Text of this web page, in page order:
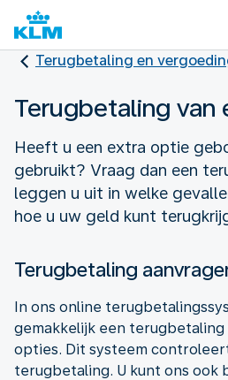
Terugbetaling en
Terugbetaling van
Heeft u een extra optie
gebruikt? Vraag dan een
leggen u uit in welke
hoe u uw geld kunt
Terugbetaling
In ons online
gemakkelijk een terugbetaling
opties. Dit systeem
terugbetaling. U kunt ons ook